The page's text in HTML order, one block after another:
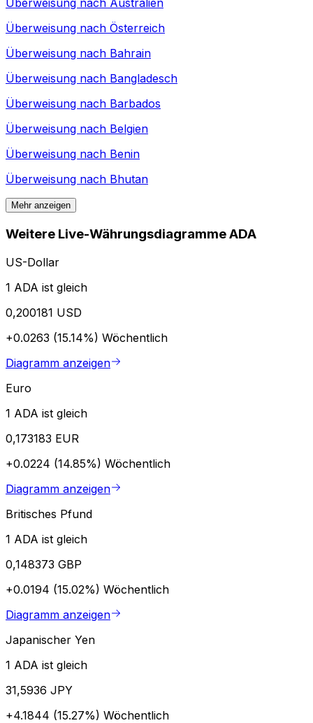
Überweisung nach Australien
Überweisung nach Österreich
Überweisung nach Bahrain
Überweisung nach Bangladesch
Überweisung nach Barbados
Überweisung nach Belgien
Überweisung nach Benin
Überweisung nach Bhutan
Mehr anzeigen
Weitere Live-Währungsdiagramme ADA
US-Dollar
1 ADA ist gleich
0,200181 USD
+0.0263 (15.14%) Wöchentlich
Diagramm anzeigen
Euro
1 ADA ist gleich
0,173183 EUR
+0.0224 (14.85%) Wöchentlich
Diagramm anzeigen
Britisches Pfund
1 ADA ist gleich
0,148373 GBP
+0.0194 (15.02%) Wöchentlich
Diagramm anzeigen
Japanischer Yen
1 ADA ist gleich
31,5936 JPY
+4.1844 (15.27%) Wöchentlich